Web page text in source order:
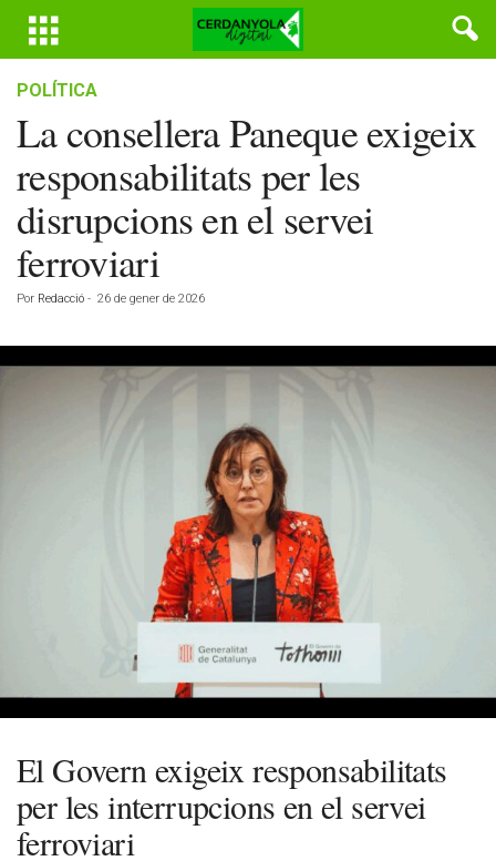
POLÍTICA
La consellera Paneque exigeix
responsabilitats per les
disrupcions en el servei
ferroviari
Por Redacció - 26 de gener de 2026
El Govern exigeix responsabilitats
per les interrupcions en el servei
ferroviari